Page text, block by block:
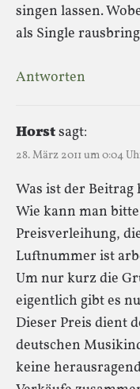
singen lassen.
als Single
Antworten
Horstsagt:
28. März 2011 um 0:04
Was ist der Beitrag
Wie kann man
Preisverleihung,
Luftnummer ist
Um nur kurz die
eigentlich gibt es
Dieser Preis dient
deutschen
keine